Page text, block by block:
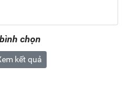
chọn
kết quả